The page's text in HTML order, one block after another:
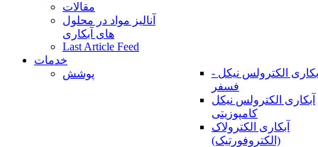
مقالات
آنالیز مواد در محلول
های آبکاری
Last Article Feed
خدمات
پوشش
الکترولس نیکل -
فسفر
آبکاری الکترولس نیکل
کامپوزیتی
آبکاری الکترولاک
(الکتروفورتیک)